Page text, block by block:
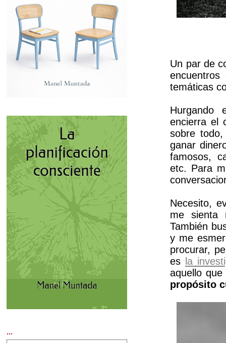
Un par de
encuentros
temáticas
Hurgando
encierra el
sobre
ganar
famosos,
etc. Para
Necesito,
me sienta
También
y me
procurar,
es
la
aquello
propósito
...